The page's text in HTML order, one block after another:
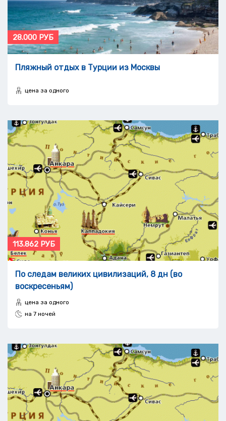
28.000 РУБ
Пляжный отдых в Турции из Москвы
цена за одного
113.862 РУБ
По следам великих цивилизаций, 8 дн (во
воскресеньям)
цена за одного
на 7 ночей